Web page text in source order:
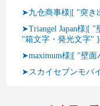
➤九仓商事様|[ "突き
➤Triangel Japan様|[
"箱文字・発光文字"
➤maximum様|[ "壁
➤スカイセブンモバ